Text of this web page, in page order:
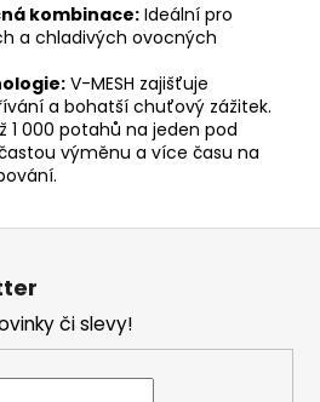
kombinace: Ideální pro
a chladivých ovocných
V-MESH zajišťuje
a bohatší chuťový zážitek.
1 000 potahů na jeden pod
výměnu a více času na
či slevy!